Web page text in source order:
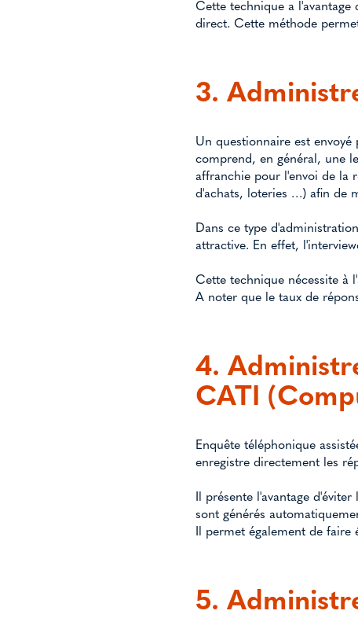
Cette technique a l'avantage
direct. Cette méthode
3.
Un questionnaire est
comprend, en général, une
affranchie pour l'envoi de la
d'achats, loteries …) afin de
Dans ce type
attractive. En effet,
Cette technique nécessite à
A noter que le taux de
4.
CATI
Enquête téléphonique
enregistre directement les
Il présente l'avantage
sont générés
Il permet également de faire
5.